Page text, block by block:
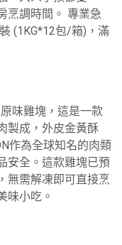
烹調時間。 專業急
(1KG*12包/箱)，滿
味雞塊，這是一款
製成，外皮金黃酥
作為全球知名的肉類
安全。這款雞塊已預
無需解凍即可直接烹
味小吃。